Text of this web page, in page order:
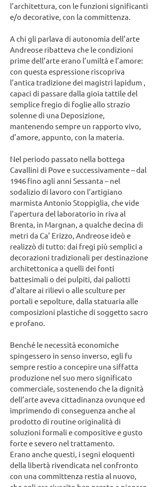
l’architettura, con le funzioni significanti
e/o decorative, con la committenza.
A chi gli parlava di autonomia dell’arte
Andreose ribatteva che le condizioni
prime dell’arte erano l’umiltà e l’amore:
con questa espressione riscopriva
l’antica tradizione dei magistri lapidum ,
capaci di passare dalla gioia tattile del
semplice fregio di foglie allo strazio
solenne di una Deposizione,
mantenendo sempre un rapporto vivo,
d’amore, appunto, con la materia.
Nel periodo passato nella bottega
Cavallini di Pove e successivamente – dal
1946 fino agli anni Sessanta – nel
sodalizio di lavoro con l’artigiano
marmista Antonio Stoppiglia, che vide
l’apertura del laboratorio in riva al
Brenta, in Margnan, a qualche decina di
metri da Ca’ Erizzo, Andreose ideò e
realizzò di tutto: dai fregi più semplici a
decorazioni tradizionali per destinazione
architettonica a quelli dei fonti
battesimali o dei pulpiti, dai paliotti
d’altare ai rilievi o alle sculture per
portali e sepolture, dalla statuaria alle
composizioni plastiche di soggetto sacro
e profano.
Benché le necessità economiche
spingessero in senso inverso, egli fu
sempre restio a concepire una siffatta
produzione nel suo mero significato
commerciale, sostenendo che la dignità
dell’arte aveva cittadinanza ovunque ed
imprimendo di conseguenza anche al
prodotto di routine originalità di
soluzioni formali e compositive e gusto
forte e severo nel trattamento.
Erano anche questi, i segni eloquenti
della libertà rivendicata nel confronto
con una committenza restia al nuovo,